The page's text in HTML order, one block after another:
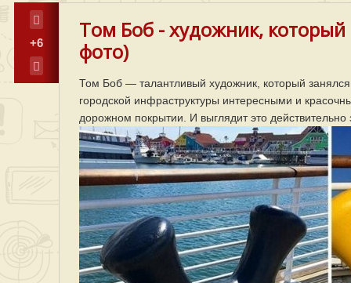
+6
Том Боб - художник,
фото)
Том Боб — талантливый художник, который
городской инфраструктуры интересными и
дорожном покрытии. И выглядит это